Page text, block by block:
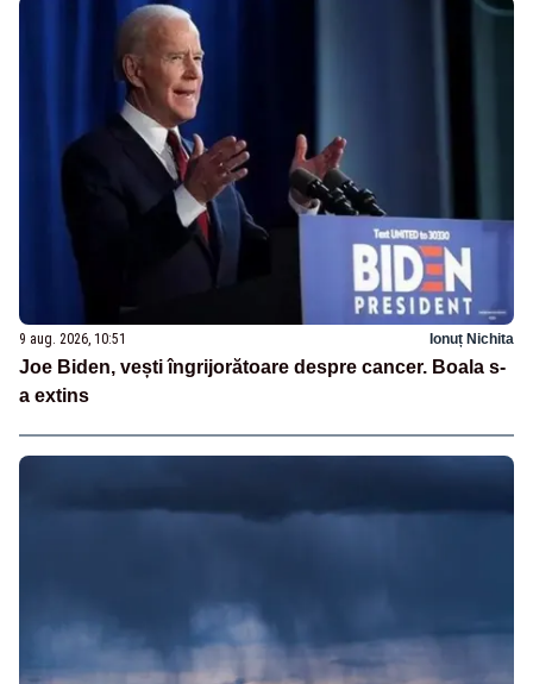
9 aug. 2026, 10:51 Ionuț Nichita
Joe Biden, vești îngrijorătoare despre cancer. Boala s-
a extins